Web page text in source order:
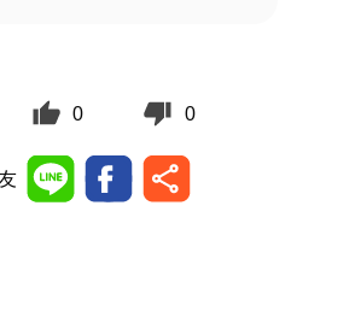
0 0